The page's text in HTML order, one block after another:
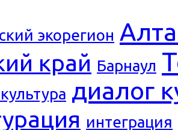
экорегион
край Барнаул
диалог
интеграция